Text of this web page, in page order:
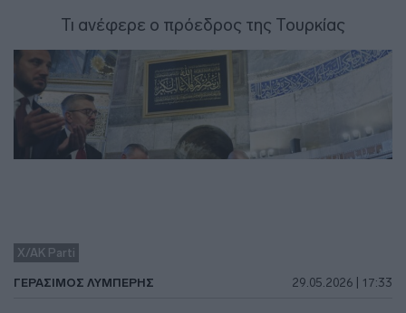
Τι ανέφερε ο πρόεδρος της Τουρκίας
X/AK Parti
ΓΕΡΆΣΙΜΟΣ ΛΥΜΠΈΡΗΣ 29.05.2026 | 17:33